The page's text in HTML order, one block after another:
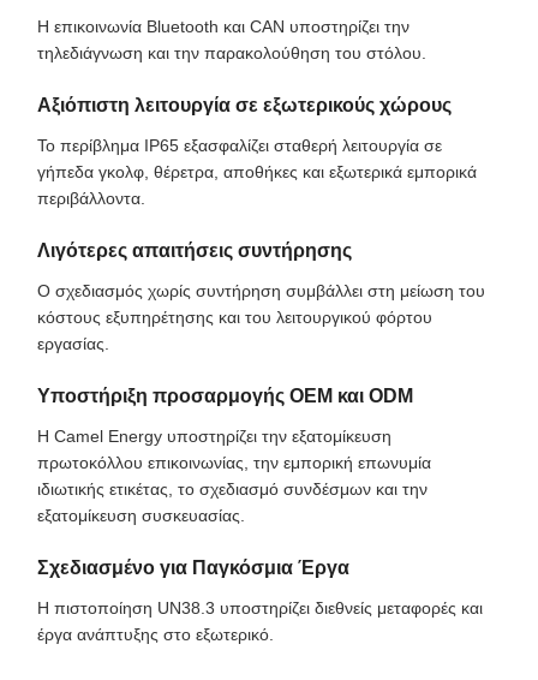
Η επικοινωνία Bluetooth και CAN υποστηρίζει την
τηλεδιάγνωση και την παρακολούθηση του στόλου.
Αξιόπιστη λειτουργία σε εξωτερικούς χώρους
Το περίβλημα IP65 εξασφαλίζει σταθερή λειτουργία σε
γήπεδα γκολφ, θέρετρα, αποθήκες και εξωτερικά εμπορικά
περιβάλλοντα.
Λιγότερες απαιτήσεις συντήρησης
Ο σχεδιασμός χωρίς συντήρηση συμβάλλει στη μείωση του
κόστους εξυπηρέτησης και του λειτουργικού φόρτου
εργασίας.
Υποστήριξη προσαρμογής OEM και ODM
Η Camel Energy υποστηρίζει την εξατομίκευση
πρωτοκόλλου επικοινωνίας, την εμπορική επωνυμία
ιδιωτικής ετικέτας, το σχεδιασμό συνδέσμων και την
εξατομίκευση συσκευασίας.
Σχεδιασμένο για Παγκόσμια Έργα
Η πιστοποίηση UN38.3 υποστηρίζει διεθνείς μεταφορές και
έργα ανάπτυξης στο εξωτερικό.